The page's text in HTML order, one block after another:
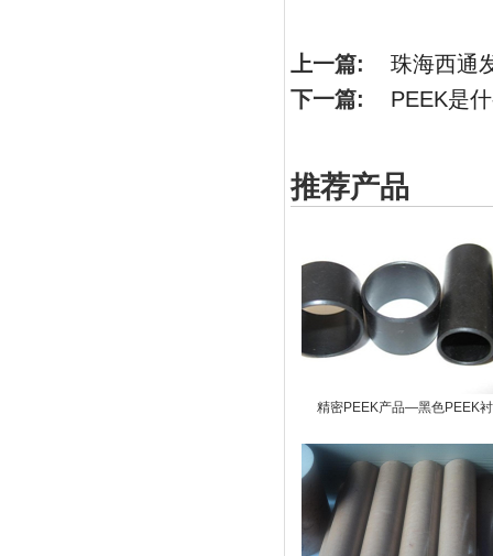
上一篇: 珠海西通
下一篇: PEEK是
推荐产品
精密PEEK产品—黑色PEEK